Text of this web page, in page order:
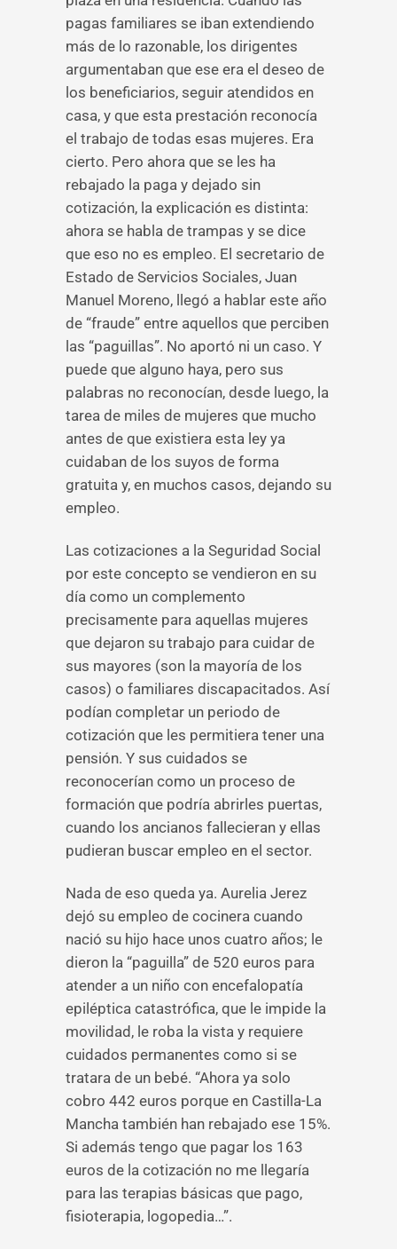
pagas familiares se iban extendiendo
más de lo razonable, los dirigentes
argumentaban que ese era el deseo de
los beneficiarios, seguir atendidos en
casa, y que esta prestación reconocía
el trabajo de todas esas mujeres. Era
cierto. Pero ahora que se les ha
rebajado la paga y dejado sin
cotización, la explicación es distinta:
ahora se habla de trampas y se dice
que eso no es empleo. El secretario de
Estado de Servicios Sociales, Juan
Manuel Moreno, llegó a hablar este año
de “fraude” entre aquellos que perciben
las “paguillas”. No aportó ni un caso. Y
puede que alguno haya, pero sus
palabras no reconocían, desde luego, la
tarea de miles de mujeres que mucho
antes de que existiera esta ley ya
cuidaban de los suyos de forma
gratuita y, en muchos casos, dejando su
empleo.
Las cotizaciones a la Seguridad Social
por este concepto se vendieron en su
día como un complemento
precisamente para aquellas mujeres
que dejaron su trabajo para cuidar de
sus mayores (son la mayoría de los
casos) o familiares discapacitados. Así
podían completar un periodo de
cotización que les permitiera tener una
pensión. Y sus cuidados se
reconocerían como un proceso de
formación que podría abrirles puertas,
cuando los ancianos fallecieran y ellas
pudieran buscar empleo en el sector.
Nada de eso queda ya. Aurelia Jerez
dejó su empleo de cocinera cuando
nació su hijo hace unos cuatro años; le
dieron la “paguilla” de 520 euros para
atender a un niño con encefalopatía
epiléptica catastrófica, que le impide la
movilidad, le roba la vista y requiere
cuidados permanentes como si se
tratara de un bebé. “Ahora ya solo
cobro 442 euros porque en Castilla-La
Mancha también han rebajado ese 15%.
Si además tengo que pagar los 163
euros de la cotización no me llegaría
para las terapias básicas que pago,
fisioterapia, logopedia…”.